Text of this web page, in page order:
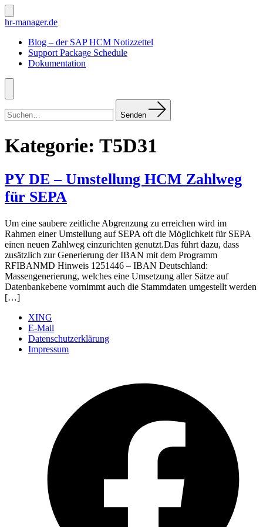
Zum
Inhalt
Suche
ein-/ausblenden
hr-manager.de
Blog – der SAP HCM Notizzettel
Support Package Schedule
Dokumentation
Menü
nach:
Senden
Kategorie: T5D31
PY DE – Umstellung HCM Zahlweg
für SEPA
Um eine saubere zeitliche Abgrenzung zu erreichen wird im
Rahmen einer Umstellung auf SEPA oft die Möglichkeit für SEPA
einen neuen Zahlweg einzurichten genutzt.Das führt dazu, dass
zusätzlich zur Generierung der IBAN mit dem Programm
RFIBANMD Hinweis 1251446 – IBAN Deutschland:
Massengenerierung, welches eine Umsetzung aller Sätze auf
Datenbankebene vornimmt auch die Stammdaten umgestellt werden
[…]
XING
E-Mail
Datenschutzerklärung
Impressum